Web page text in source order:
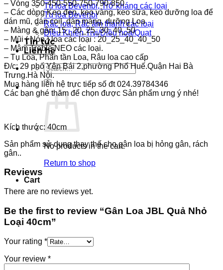
Tụ loa Bevenbi, Trở kháng các loại
Tụ loa Bevenbi
Rắc loa, Rắc âm thanh các loại
Điều Khiển Tivi/Điều hoà/Quạt
Tin tức
Liên hệ
Search
for:
No products in the cart.
Return to shop
Cart
– Vòng 350-450-550-750-790-850
– Các dòng Keo đen, keo vàng, keo sữa, keo dưỡng loa để
dán mũ, dán coil, dán màng, dưỡng Loa
– Màng & gân: 15_ 20_25_30_40_50
– Mũi ( Nón ) loa các loại : 20_25_40_40_50
– Mâm Treble NEO các loại.
– Tụ Loa, Phân tần Loa, Râu loa cao cấp
Đ/c: 29 phố Yên Bái 2,phường Phố Huế.Quận Hai Bà
Trưng.Hà Nội.
Mua hàng liên hệ trực tiếp số đt 024.39784346
Các bạn ghé thăm để chọn được Sản phẩm ưng ý nhé!
Kích thước: 40cm
Sản phẩm sử dụng thay thế cho gân loa bị hỏng gân, rách
gân..
Reviews
There are no reviews yet.
Be the first to review “Gân Loa JBL Quả Nhỏ
Loại 40cm”
Your rating *
Your review *